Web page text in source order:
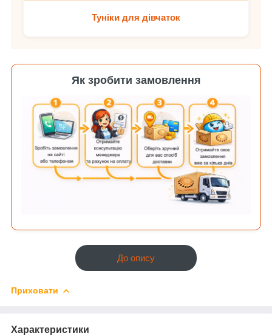
Туніки для дівчаток
Як зробити замовлення
До опису
Приховати
Характеристики